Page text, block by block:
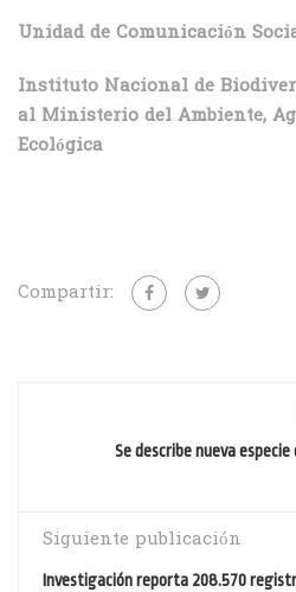
Unidad de Comunicación
Instituto Nacional de
al Ministerio del Ambiente,
Ecológica
Compartir:
Se describe nueva
Siguiente publicación
Investigación reporta 208.570